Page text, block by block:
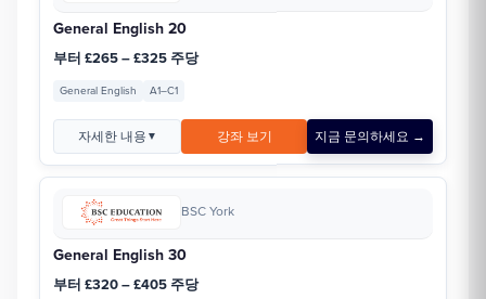
General English 20
부터 £265 – £325 주당
General English A1–C1
자세한 내용 ▼ 강좌 보기 지금 문의하세요 →
BSC York
General English 30
부터 £320 – £405 주당